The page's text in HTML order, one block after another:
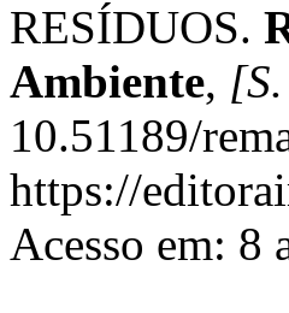
RESÍDUOS.
Ambiente,
10.51189/
https://
Acesso em: 8